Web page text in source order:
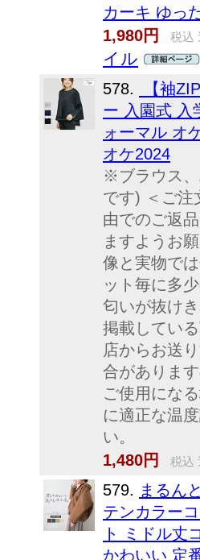
カーキ ゆっ
1,980円
税込
イル
578.
【袖
ー 入園式 入
ォーマル オ
オケ2024
※ブラウス
です) ＜ご注
由でのご返
ますようお
像と実物で
ット毎に多
匂いが抜け
掲載してい
店からお送
合がありま
ご使用にな
に適正な温
い。
1,480円
税込
579. まるん
テンカラー
ト ミドル丈
かわいい 定